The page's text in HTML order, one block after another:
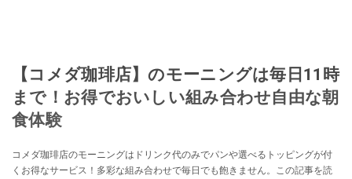
【コメダ珈琲店】のモーニングは毎日11時
まで！お得でおいしい組み合わせ自由な朝
食体験
コメダ珈琲店のモーニングはドリンク代のみでパンや選べるトッピングが付
くお得なサービス！多彩な組み合わせで毎日でも飽きません。この記事を読